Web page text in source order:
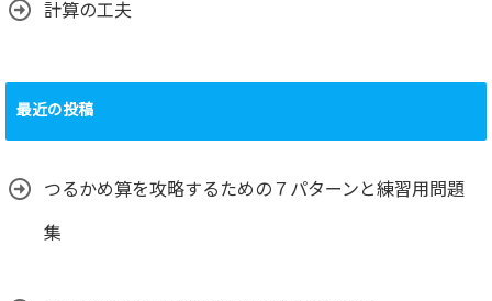
計算の工夫
最近の投稿
つるかめ算を攻略するための７パターンと練習用問題
集